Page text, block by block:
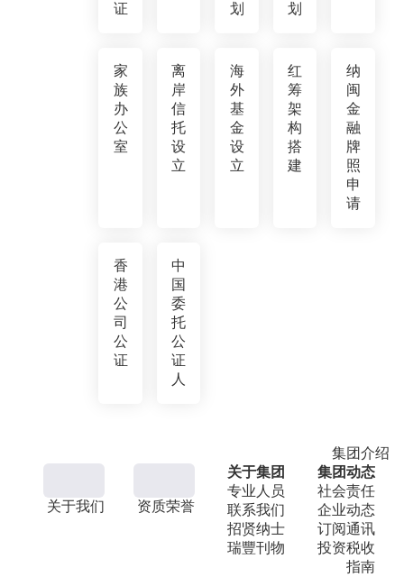
证
划
划
家
族
办
公
室
离
岸
信
托
设
立
海
外
基
金
设
立
红
筹
架
构
搭
建
纳
闽
金
融
牌
照
申
请
香
港
公
司
公
证
中
国
委
托
公
证
人
集团介绍
关于我们 资质荣誉
关于集团
专业人员
联系我们
招贤纳士
瑞豐刊物
集团动态
社会责任
企业动态
订阅通讯
投资税收
指南